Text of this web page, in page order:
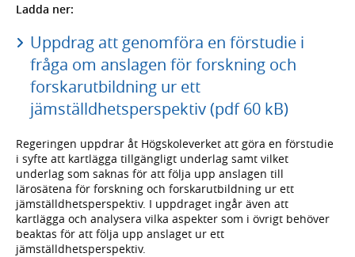
Ladda ner:
Uppdrag att genomföra en förstudie i
fråga om anslagen för forskning och
forskarutbildning ur ett
jämställdhetsperspektiv (pdf 60 kB)
Regeringen uppdrar åt Högskoleverket att göra en förstudie
i syfte att kartlägga tillgängligt underlag samt vilket
underlag som saknas för att följa upp anslagen till
lärosätena för forskning och forskarutbildning ur ett
jämställdhetsperspektiv. I uppdraget ingår även att
kartlägga och analysera vilka aspekter som i övrigt behöver
beaktas för att följa upp anslaget ur ett
jämställdhetsperspektiv.